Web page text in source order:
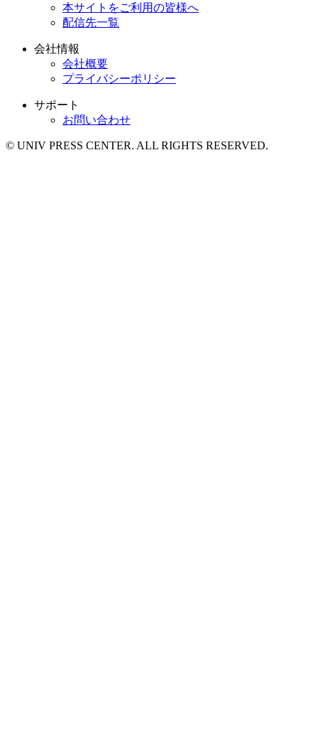
本サイトをご利用の皆様へ
配信先一覧
会社情報
会社概要
プライバシーポリシー
サポート
お問い合わせ
© UNIV PRESS CENTER. ALL RIGHTS RESERVED.